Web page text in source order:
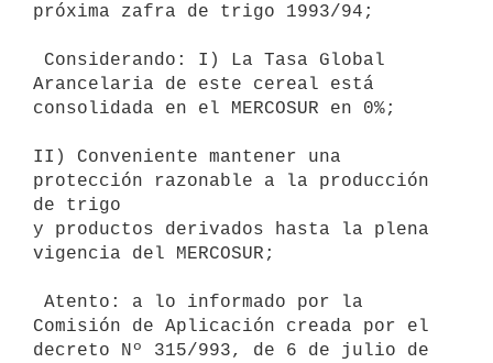
próxima zafra de trigo 1993/94;
Arancelaria de este cereal está
consolidada en el MERCOSUR en 0%;
II) Conveniente mantener una
protección razonable a la producción
de trigo
y productos derivados hasta la plena
vigencia del MERCOSUR;
Comisión de Aplicación creada por el
decreto Nº 315/993, de 6 de julio de